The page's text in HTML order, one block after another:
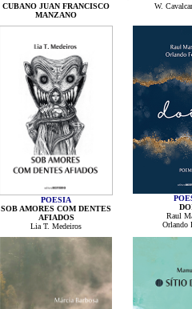
CUBANO JUAN FRANCISCO
MANZANO
W.
POESIA
SOB AMORES COM DENTES
AFIADOS
Lia T. Medeiros
Raul
Orlando